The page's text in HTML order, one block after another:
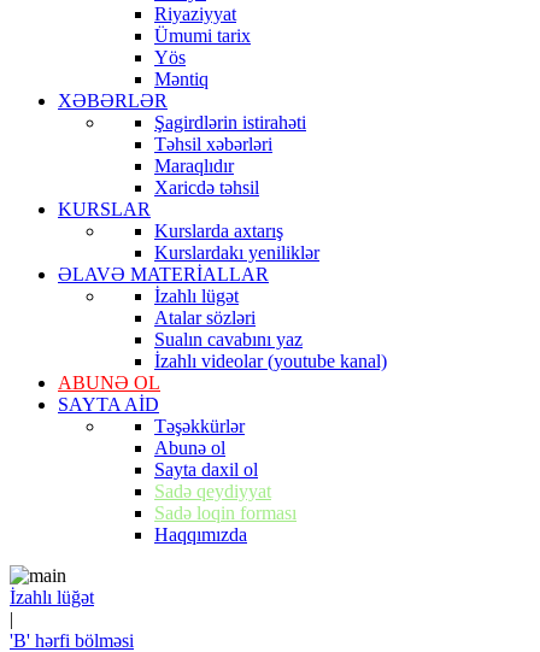
Riyaziyyat
Ümumi tarix
Yös
Məntiq
XƏBƏRLƏR
Şagirdlərin istirahəti
Təhsil xəbərləri
Maraqlıdır
Xaricdə təhsil
KURSLAR
Kurslarda axtarış
Kurslardakı yeniliklər
ƏLAVƏ MATERİALLAR
İzahlı lügət
Atalar sözləri
Sualın cavabını yaz
İzahlı videolar (youtube kanal)
ABUNƏ OL
SAYTA AİD
Təşəkkürlər
Abunə ol
Sayta daxil ol
Sadə qeydiyyat
Sadə loqin forması
Haqqımızda
İzahlı lüğət
|
'B' hərfi bölməsi